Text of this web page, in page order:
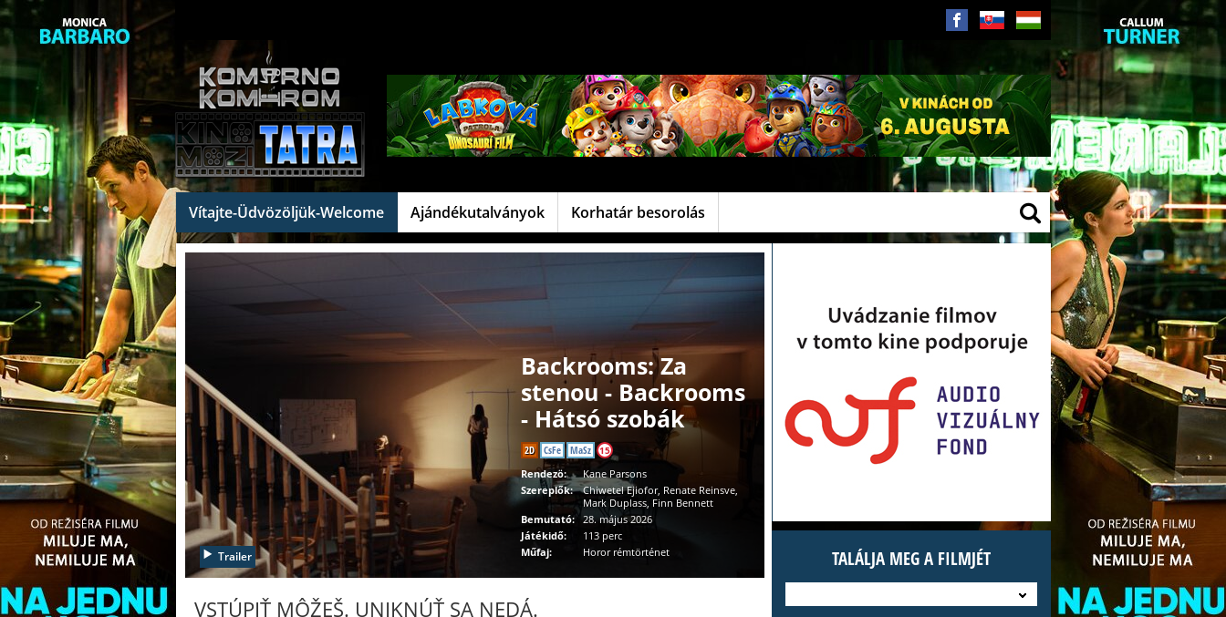
Vítajte-Üdvözöljük-Welcome Ajándékutalványok Korhatár besorolás
Trailer
Backrooms: Za
stenou - Backrooms
- Hátsó szobák
2D CsFe MaSz 15
Rendezö:
Kane Parsons
Szereplők:
Chiwetel Ejiofor, Renate Reinsve,
Mark Duplass, Finn Bennett
Bemutató: 28. május 2026
Játékidő:
113 perc
Műfaj:
Horor rémtörténet
VSTÚPIŤ MÔŽEŠ. UNIKNÚŤ SA NEDÁ.
TALÁLJA MEG A FILMJÉT